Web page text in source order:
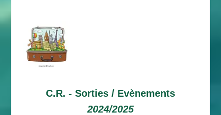
C.R. - Sorties / Evènements
2024/2025